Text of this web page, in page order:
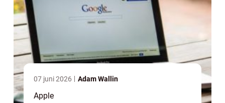
07 juni 2026 Adam Wallin
Apple